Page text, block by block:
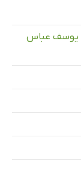
یوسف عباس